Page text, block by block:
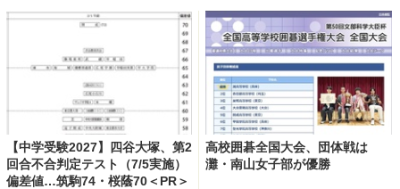
【中学受験2027】四谷大塚、第2
回合不合判定テスト（7/5実施）
偏差値…筑駒74・桜蔭70＜PR＞
高校囲碁全国大会、団体戦は
灘・南山女子部が優勝